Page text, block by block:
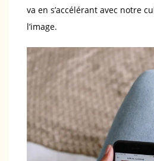
va en s’accélérant avec notre
l’image.